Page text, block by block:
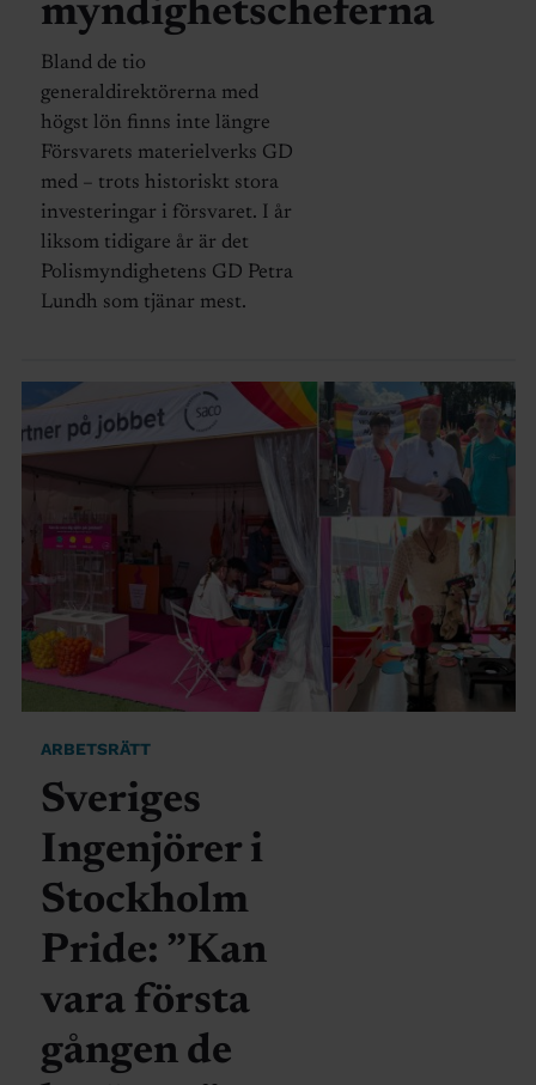
myndighetscheferna
Bland de tio
generaldirektörerna med
högst lön finns inte längre
Försvarets materielverks GD
med – trots historiskt stora
investeringar i försvaret. I år
liksom tidigare år är det
Polismyndighetens GD Petra
Lundh som tjänar mest.
ARBETSRÄTT
Sveriges
Ingenjörer i
Stockholm
Pride: ”Kan
vara första
gången de